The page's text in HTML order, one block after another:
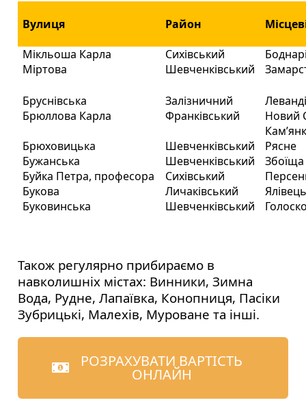
Вулиця Район
Мікльоша Карла
Сихівський
Міртова
Шевченківський
Бруснівська Залізничний
Брюллова Карла
Франківський
Новий
Брюховицька
Шевченківський
Рясне
Бужанська
Шевченківський
Збоїща
Буйка Петра, професора
Сихівський
Букова
Личаківський
Буковинська
Шевченківський
Також регулярно прибираємо в
навколишніх містах: Винники, Зимна
Вода, Рудне, Лапаївка, Конопниця, Пасіки
Зубрицькі, Малехів, Муроване та інші.
РОЗРАХУВАТИ ВАРТІСТЬ
ОНЛАЙН